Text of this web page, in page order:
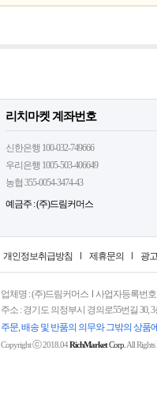
리치마켓 계좌번호
신한은행 100-032-749666
우리은행 1005-503-406649
농협 355-0054-3474-43
예금주 : (주)드림커머스
개인정보취급방침 제휴문의 광
업체명 : (주)드림커머스
사업자등록번호
주소 : 경기도 의정부시 경의로55번길 30,
주문, 배송 및 반품의 의무와 그밖의 상
Copyrightⓒ2018.04RichMarketCorp. All Rights